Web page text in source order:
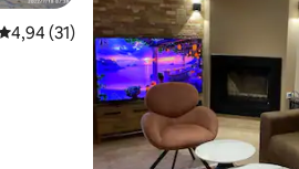
af 5 í meðaleinkunn, 31 umsagnir
4,94 (31)